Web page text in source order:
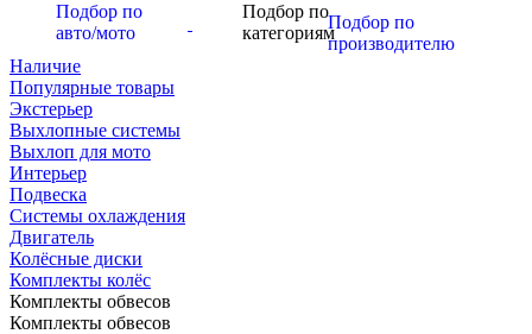
Подбор по
авто/мото
Подбор по
категориям
Подбор по
производителю
Наличие
Популярные товары
Экстерьер
Выхлопные системы
Выхлоп для мото
Интерьер
Подвеска
Системы охлаждения
Двигатель
Колёсные диски
Комплекты колёс
Комплекты обвесов
Комплекты обвесов